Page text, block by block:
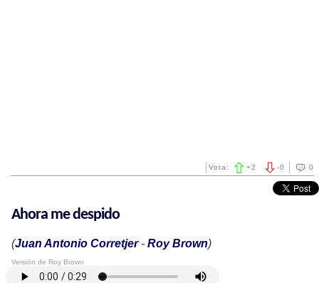
0
-0
Vota: +2
Ahora me despido
(Juan Antonio Corretjer- Roy Brown)
Versión de Roy Brown